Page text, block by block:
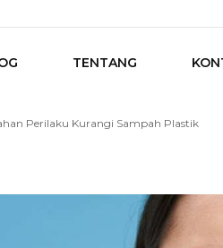
TENTANG
Perilaku Kurangi Sampah Plastik